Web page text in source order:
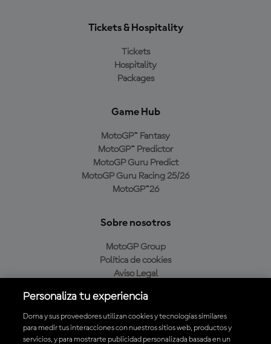
Tickets & Hospitality
Tickets
Hospitality
Packages
Game Hub
MotoGP™ Fantasy
MotoGP™ Predictor
MotoGP Guru Predict
MotoGP Guru Racing 25/26
MotoGP™26
Sobre nosotros
MotoGP Group
Política de cookies
Aviso Legal
Política de compra
Personaliza tu experiencia
Dorna y sus proveedores utilizan cookies y tecnologías similares
para medir tus interacciones con nuestros sitios web, productos y
servicios, y para mostrarte publicidad personalizada basada en un